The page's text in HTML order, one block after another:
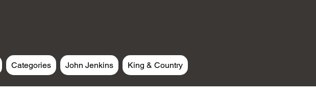
Categories John Jenkins King & Country